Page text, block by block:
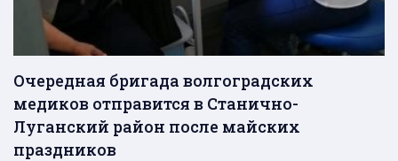
Очередная бригада волгоградских
медиков отправится в Станично-
Луганский район после майских
праздников